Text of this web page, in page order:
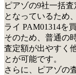
ピアゾの9社一括
となっているため
ライ PAM01314を
そのため、普通の
査定額が出やすく
とが可能です。
さらに、ピアゾの